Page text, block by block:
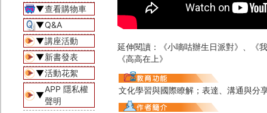
▼查看購物車
▼Q&A
▼講座活動
▼新書發表
▼活動花絮
▼
APP 隱私權
聲明
延伸閱讀：《小嘀咕辦生日派對》、《
《高高在上》
文化學習與國際瞭解；表達、溝通與分